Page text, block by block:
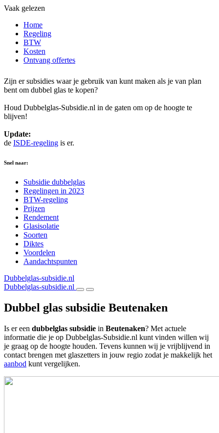
Vaak gelezen
Home
Regeling
BTW
Kosten
Ontvang offertes
Zijn er subsidies waar je gebruik van kunt maken als je van plan
bent om dubbel glas te kopen?
Houd Dubbelglas-Subsidie.nl in de gaten om op de hoogte te
blijven!
Update:
de ISDE-regeling is er.
Snel naar:
Subsidie dubbelglas
Regelingen in 2023
BTW-regeling
Prijzen
Rendement
Glasisolatie
Soorten
Diktes
Voordelen
Aandachtspunten
Dubbelglas-subsidie.nl
Dubbelglas-subsidie.nl
Dubbel glas subsidie Beutenaken
Is er een dubbelglas subsidie in Beutenaken? Met actuele
informatie die je op Dubbelglas-Subsidie.nl kunt vinden willen wij
je graag op de hoogte houden. Tevens kunnen wij je vrijblijvend in
contact brengen met glaszetters in jouw regio zodat je makkelijk het
aanbod kunt vergelijken.